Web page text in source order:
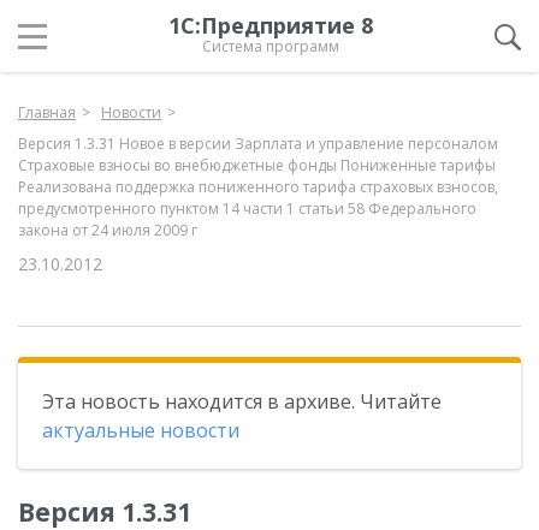
1С:Предприятие 8
Система программ
Главная
Новости
Версия 1.3.31 Новое в версии Зарплата и управление персоналом
Страховые взносы во внебюджетные фонды Пониженные тарифы
Реализована поддержка пониженного тарифа страховых взносов,
предусмотренного пунктом 14 части 1 статьи 58 Федерального
закона от 24 июля 2009 г
23.10.2012
Эта новость находится в архиве. Читайте
актуальные новости
Версия 1.3.31